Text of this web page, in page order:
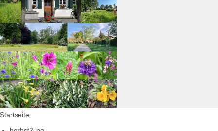
Startseite